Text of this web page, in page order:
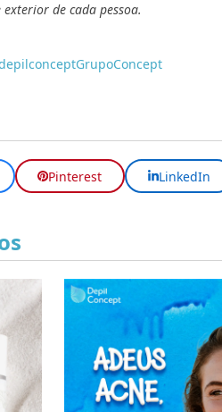
de cada pessoa.
GrupoConcept
Pinterest LinkedIn